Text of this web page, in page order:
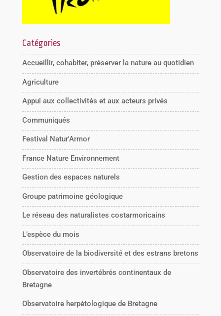
Catégories
Accueillir, cohabiter, préserver la nature au quotidien
Agriculture
Appui aux collectivités et aux acteurs privés
Communiqués
Festival Natur'Armor
France Nature Environnement
Gestion des espaces naturels
Groupe patrimoine géologique
Le réseau des naturalistes costarmoricains
L’espèce du mois
Observatoire de la biodiversité et des estrans bretons
Observatoire des invertébrés continentaux de
Bretagne
Observatoire herpétologique de Bretagne